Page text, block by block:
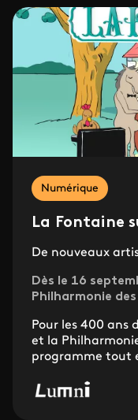
Numérique
La Fontaine
De nouveaux
Dès le 16
Philharmonie
Pour les 400 ans
et la
programme tout